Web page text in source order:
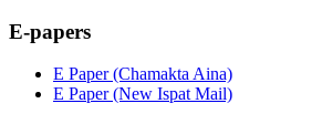
E-papers
E Paper (Chamakta Aina)
E Paper (New Ispat Mail)